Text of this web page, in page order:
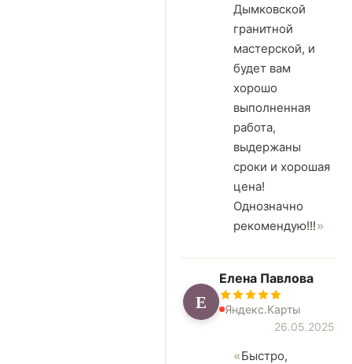
Дымковской
гранитной
мастерской, и
будет вам
хорошо
выполненная
работа,
выдержаны
сроки и хорошая
цена!
Однозначно
рекомендую!!!
Е
Елена Павлова
Яндекс.Карты
26.05.2025
Быстро,